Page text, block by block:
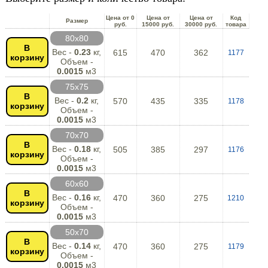
Размер
Цена от 0
руб.
Цена от
15000 руб.
Цена от
30000 руб.
Код
товара
В
корзину
80х80
Вес -0.23 кг,
Объем -
0.0015 м3
615 470 362 1177
В
корзину
75х75
Вес -0.2 кг,
Объем -
0.0015 м3
570 435 335 1178
В
корзину
70х70
Вес -0.18 кг,
Объем -
0.0015 м3
505 385 297 1176
В
корзину
60х60
Вес -0.16 кг,
Объем -
0.0015 м3
470 360 275 1210
В
корзину
50х70
Вес -0.14 кг,
Объем -
0.0015 м3
470 360 275 1179